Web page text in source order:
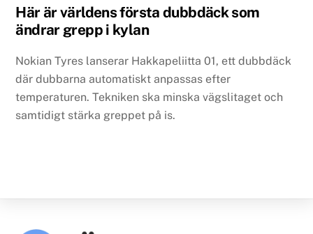
Här är världens första dubbdäck som
ändrar grepp i kylan
Nokian Tyres lanserar Hakkapeliitta 01, ett dubbdäck
där dubbarna automatiskt anpassas efter
temperaturen. Tekniken ska minska vägslitaget och
samtidigt stärka greppet på is.